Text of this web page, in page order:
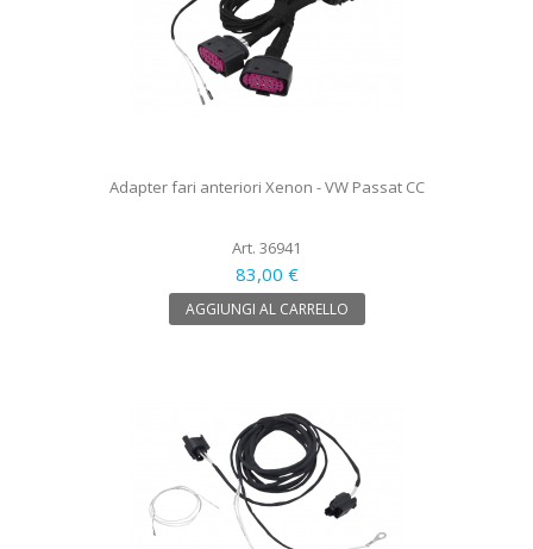
Adapter fari anteriori Xenon - VW Passat CC
Art. 36941
83,00 €
AGGIUNGI AL CARRELLO